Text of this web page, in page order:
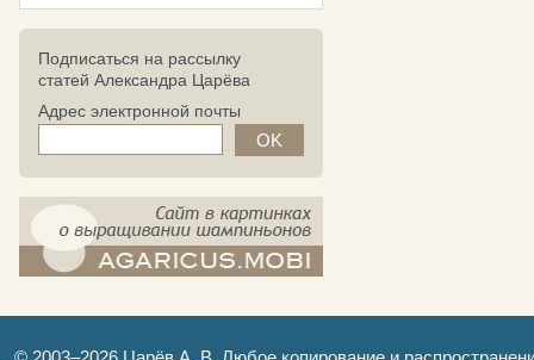
Подписаться на рассылку
статей Александра Царёва
Адрес электронной почты